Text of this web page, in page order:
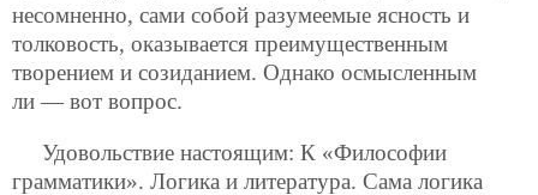
несомненно, сами собой разумеемые ясность и
толковость, оказывается преимущественным
творением и созиданием. Однако осмысленным
ли — вот вопрос.
Удовольствие настоящим: К «Философии
грамматики». Логика и литература. Сама логика